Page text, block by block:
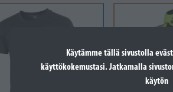
Käytämme tällä sivustolla
käyttökokemustasi. Jatkamalla
käytön